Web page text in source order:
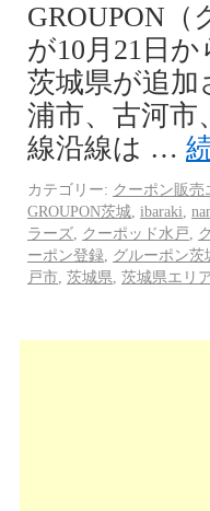
GROUPON
が10月21日
茨城県が追加
浦市、古河市
線沿線は …
カテゴリー: クーポン販売
GROUPON茨城 ibaraki
ラーズ
クーポッド水戸
ーポン登録
グルーポン茨
戸市 茨城県 茨城県エリ